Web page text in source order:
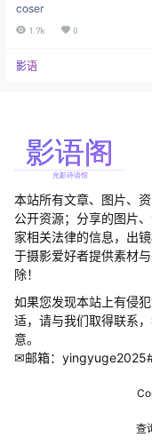
M 体重：52千克 职业：角色
家、动漫博主 代表作：『樱
变的风格和精湛的角色诠释
用心。 作为拉…
coser
1.7k 0
影语
本站所有文章、图片、
公开资源；分享的图片
家相关法律的信息，出
于摄影爱好者提供素材
除！
如果您发现本站上有侵
适，请与我们取得联系
意。
✉邮箱：
查